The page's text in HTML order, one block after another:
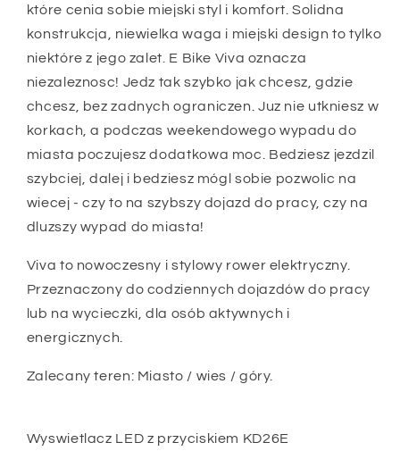
które cenia sobie miejski styl i komfort. Solidna
konstrukcja, niewielka waga i miejski design to tylko
niektóre z jego zalet. E Bike Viva oznacza
niezaleznosc! Jedz tak szybko jak chcesz, gdzie
chcesz, bez zadnych ograniczen. Juz nie utkniesz w
korkach, a podczas weekendowego wypadu do
miasta poczujesz dodatkowa moc. Bedziesz jezdzil
szybciej, dalej i bedziesz mógl sobie pozwolic na
wiecej - czy to na szybszy dojazd do pracy, czy na
dluzszy wypad do miasta!
Viva to nowoczesny i stylowy rower elektryczny.
Przeznaczony do codziennych dojazdów do pracy
lub na wycieczki, dla osób aktywnych i
energicznych.
Zalecany teren: Miasto / wies / góry.
Wyswietlacz LED z przyciskiem KD26E